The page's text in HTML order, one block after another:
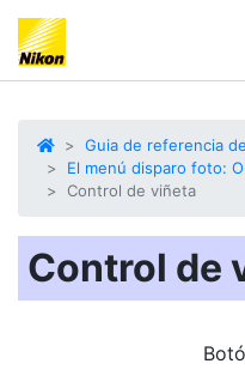
Guia de referencia
El menú disparo foto:
Control de viñeta
Control de